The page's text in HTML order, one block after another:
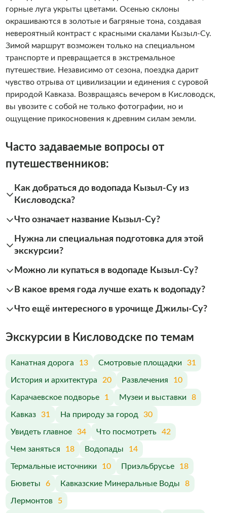
горные луга укрыты цветами. Осенью склоны
окрашиваются в золотые и багряные тона, создавая
невероятный контраст с красными скалами Кызыл-Су.
Зимой маршрут возможен только на специальном
транспорте и превращается в экстремальное
путешествие. Независимо от сезона, поездка дарит
чувство отрыва от цивилизации и единения с суровой
природой Кавказа. Возвращаясь вечером в Кисловодск,
вы увозите с собой не только фотографии, но и
ощущение прикосновения к древним силам земли.
Часто задаваемые вопросы от
путешественников:
Как добраться до водопада Кызыл-Су из
Кисловодска?
Что означает название Кызыл-Су?
Нужна ли специальная подготовка для этой
экскурсии?
Можно ли купаться в водопаде Кызыл-Су?
В какое время года лучше ехать к водопаду?
Что ещё интересного в урочище Джилы-Су?
Экскурсии в Кисловодске по темам
Канатная дорога 13 Смотровые площадки 31
История и архитектура 20 Развлечения 10
Карачаевское подворье 1 Музеи и выставки 8
Кавказ 31 На природу за город 30
Увидеть главное 34 Что посмотреть 42
Чем заняться 18 Водопады 14
Термальные источники 10 Приэльбрусье 18
Бюветы 6 Кавказские Минеральные Воды 8
Лермонтов 5